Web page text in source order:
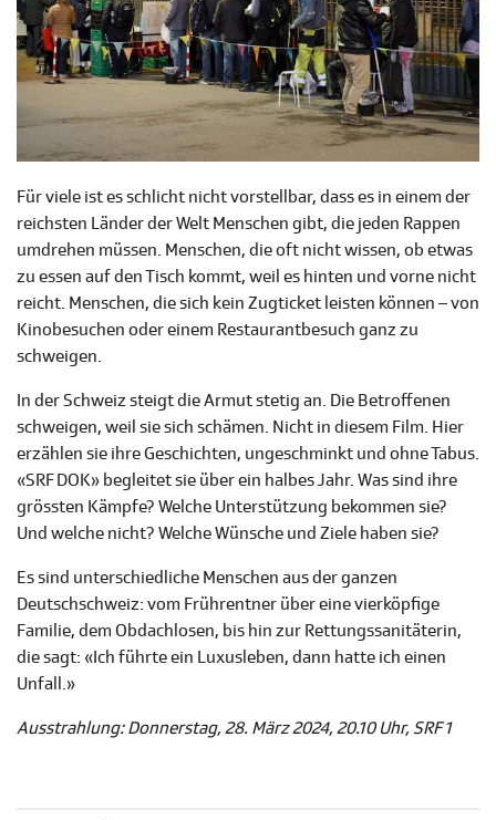
Für viele ist es schlicht nicht vorstellbar, dass es in einem der
reichsten Länder der Welt Menschen gibt, die jeden Rappen
umdrehen müssen. Menschen, die oft nicht wissen, ob etwas
zu essen auf den Tisch kommt, weil es hinten und vorne nicht
reicht. Menschen, die sich kein Zugticket leisten können – von
Kinobesuchen oder einem Restaurantbesuch ganz zu
schweigen.
In der Schweiz steigt die Armut stetig an. Die Betroffenen
schweigen, weil sie sich schämen. Nicht in diesem Film. Hier
erzählen sie ihre Geschichten, ungeschminkt und ohne Tabus.
«SRF DOK» begleitet sie über ein halbes Jahr. Was sind ihre
grössten Kämpfe? Welche Unterstützung bekommen sie?
Und welche nicht? Welche Wünsche und Ziele haben sie?
Es sind unterschiedliche Menschen aus der ganzen
Deutschschweiz: vom Frührentner über eine vierköpfige
Familie, dem Obdachlosen, bis hin zur Rettungssanitäterin,
die sagt: «Ich führte ein Luxusleben, dann hatte ich einen
Unfall.»
Ausstrahlung: Donnerstag, 28. März 2024, 20.10 Uhr, SRF 1